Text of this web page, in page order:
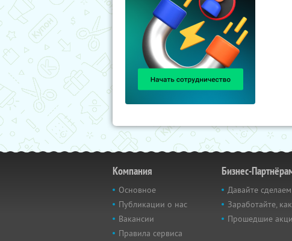
Компания
Основное
Публикации о нас
Вакансии
Правила сервиса
Бизнес-
Давайте
Заработайте,
Прошедшие